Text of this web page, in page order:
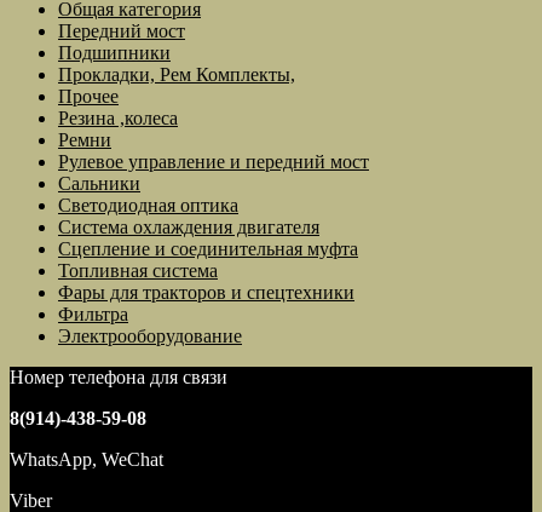
Общая категория
Передний мост
Подшипники
Прокладки, Рем Комплекты,
Прочее
Резина ,колеса
Ремни
Рулевое управление и передний мост
Сальники
Светодиодная оптика
Система охлаждения двигателя
Сцепление и соединительная муфта
Топливная система
Фары для тракторов и спецтехники
Фильтра
Электрооборудование
Номер телефона для связи
8(914)-438-59-08
WhatsApp, WeChat
Viber